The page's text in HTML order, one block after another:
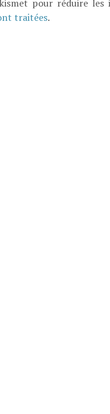
pour réduire les
traitées.